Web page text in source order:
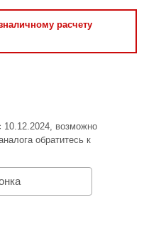
расчету
10.12.2024, возможно
обратитесь к